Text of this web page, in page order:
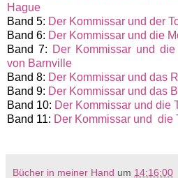
Hague
Band 5: Der Kommissar und der
Band 6: Der Kommissar und die
Band 7: Der Kommissar und
von Barnville
Band 8: Der Kommissar und das
Band 9: Der Kommissar und das
Band 10: Der Kommissar und die
Band 11: Der Kommissar und die
Bücher in meiner Hand um 14:16:00